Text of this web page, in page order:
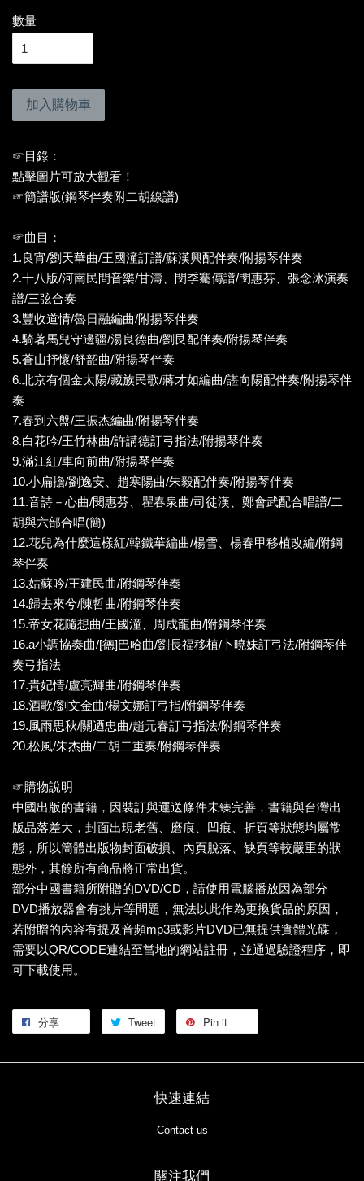
數量
加入購物車
☞目錄：
點擊圖片可放大觀看！
☞簡譜版(鋼琴伴奏附二胡線譜)
☞曲目：
1.良宵/劉天華曲/王國潼訂譜/蘇漢興配伴奏/附揚琴伴奏
2.十八版/河南民間音樂/甘濤、閔季騫傳譜/閔惠芬、張念冰演奏
譜/三弦合奏
3.豐收道情/魯日融編曲/附揚琴伴奏
4.騎著馬兒守邊疆/湯良德曲/劉艮配伴奏/附揚琴伴奏
5.蒼山抒懷/舒韶曲/附揚琴伴奏
6.北京有個金太陽/藏族民歌/蔣才如編曲/諶向陽配伴奏/附揚琴伴
奏
7.春到六盤/王振杰編曲/附揚琴伴奏
8.白花吟/王竹林曲/許講德訂弓指法/附揚琴伴奏
9.滿江紅/車向前曲/附揚琴伴奏
10.小扁擔/劉逸安、趙寒陽曲/朱毅配伴奏/附揚琴伴奏
11.音詩－心曲/閔惠芬、瞿春泉曲/司徒漢、鄭會武配合唱譜/二
胡與六部合唱(簡)
12.花兒為什麼這樣紅/韓鐵華編曲/楊雪、楊春甲移植改編/附鋼
琴伴奏
13.姑蘇吟/王建民曲/附鋼琴伴奏
14.歸去來兮/陳哲曲/附鋼琴伴奏
15.帝女花隨想曲/王國潼、周成龍曲/附鋼琴伴奏
16.a小調協奏曲/[德]巴哈曲/劉長福移植/卜曉妹訂弓法/附鋼琴伴
奏弓指法
17.貴妃情/盧亮輝曲/附鋼琴伴奏
18.酒歌/劉文金曲/楊文娜訂弓指/附鋼琴伴奏
19.風雨思秋/關迺忠曲/趙元春訂弓指法/附鋼琴伴奏
20.松風/朱杰曲/二胡二重奏/附鋼琴伴奏
☞購物說明
中國出版的書籍，因裝訂與運送條件未臻完善，書籍與台灣出
版品落差大，封面出現老舊、磨痕、凹痕、折頁等狀態均屬常
態，所以簡體出版物封面破損、內頁脫落、缺頁等較嚴重的狀
態外，其餘所有商品將正常出貨。
部分中國書籍所附贈的DVD/CD，請使用電腦播放因為部分
DVD播放器會有挑片等問題，無法以此作為更換貨品的原因，
若附贈的內容有提及音頻mp3或影片DVD已無提供實體光碟，
需要以QR/CODE連結至當地的網站註冊，並通過驗證程序，即
可下載使用。
分享 Tweet Pin it
快速連結
Contact us
關注我們